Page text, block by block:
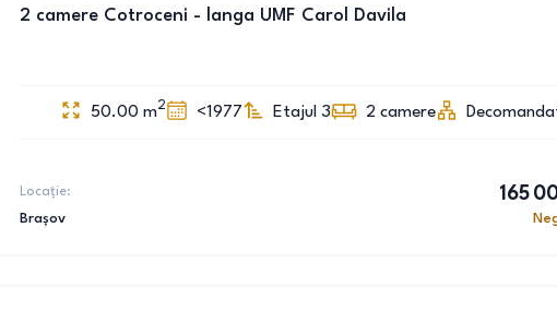
2 camere Cotroceni - langa UMF Carol Davila
50.00 m2 <1977 Etajul 3 2 camere
Locație:
Brașov
165